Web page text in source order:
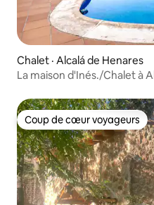
Chalet · Alcalá de Henares
La maison d'Inés./Chalet à
Coup de cœur voyageurs
Coup de cœur voyageurs